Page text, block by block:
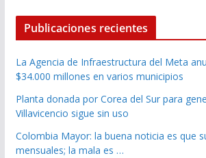
Publicaciones recientes
La Agencia de Infraestructura del Meta
$34.000 millones en varios municipios
Planta donada por Corea del Sur para
Villavicencio sigue sin uso
Colombia Mayor: la buena noticia es que
mensuales; la mala es …